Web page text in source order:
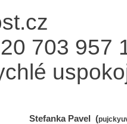
703 957
Stefanka Pavel (